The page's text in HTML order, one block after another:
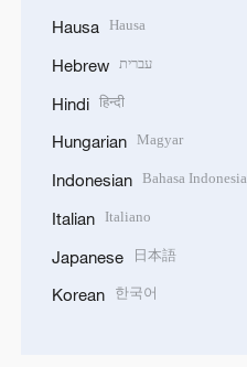
Hausa Hausa
Hebrew עברית
Hindi हिन्दी
Hungarian Magyar
Indonesian Bahasa Indonesia
Italian Italiano
Japanese 日本語
Korean 한국어